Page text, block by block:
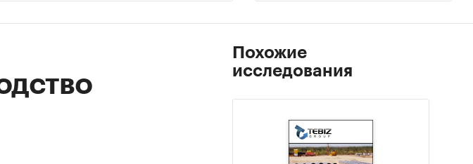
Похожие
исследования